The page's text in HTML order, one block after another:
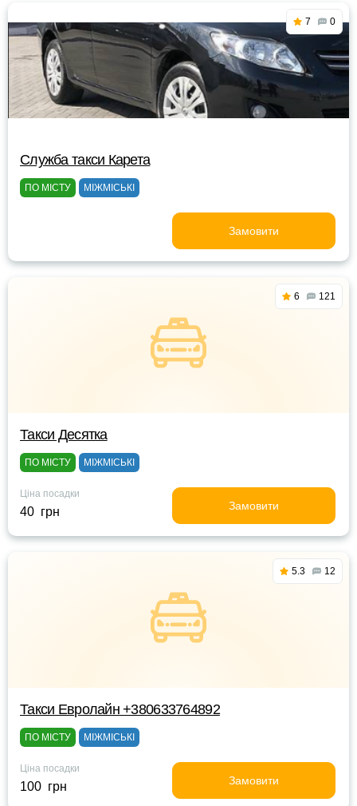
7 0
Служба такси Карета
ПО МІСТУ МІЖМІСЬКІ
Замовити
6 121
Такси Десятка
ПО МІСТУ МІЖМІСЬКІ
Ціна посадки
40 грн Замовити
5.3 12
Такси Евролайн +380633764892
ПО МІСТУ МІЖМІСЬКІ
Ціна посадки
100 грн Замовити